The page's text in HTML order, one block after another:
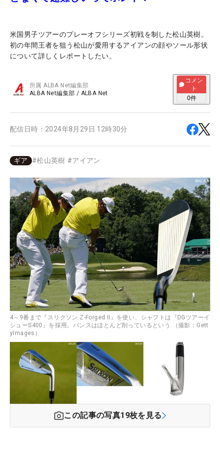
米国男子ツアーのプレーオフシリーズ初戦を制した松山英樹。
初の年間王者を狙う松山が愛用するアイアンの顔やソール形状
について詳しくレポートしたい。
所属ALBA Net編集部
ALBA Net編集部 / ALBA Net
コメン
ト
0件
配信日時： 2024年8月29日 12時30分
ギア #松山英樹 #アイアン
4～9番まで『スリクソン Z-Forged II』を使い、シャフトは『DGツアーイ
シューS400』を採用。バンスはほとんど削っているという （撮影：Gett
yImages）
この記事の写真19枚を見る